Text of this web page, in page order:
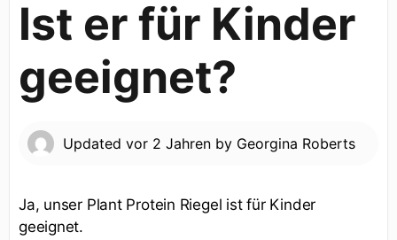
Ist er für Kinder
geeignet?
Updated vor 2 Jahren by Georgina Roberts
Ja, unser Plant Protein Riegel ist für Kinder
geeignet.